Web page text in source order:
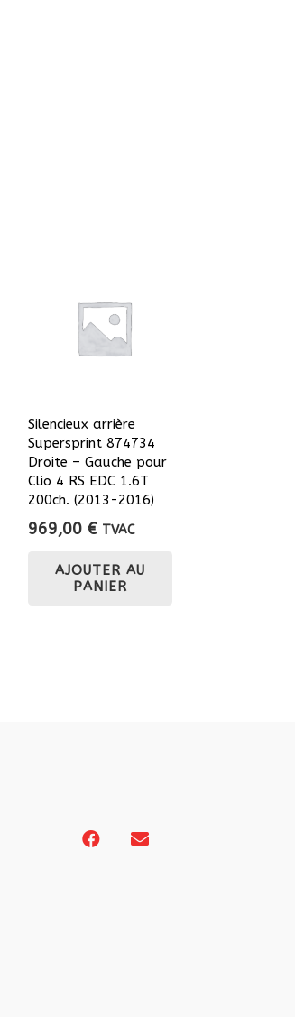
Silencieux arrière
Supersprint 874734
Droite – Gauche pour
Clio 4 RS EDC 1.6T
200ch. (2013-2016)
969,00 € TVAC
AJOUTER AU
PANIER